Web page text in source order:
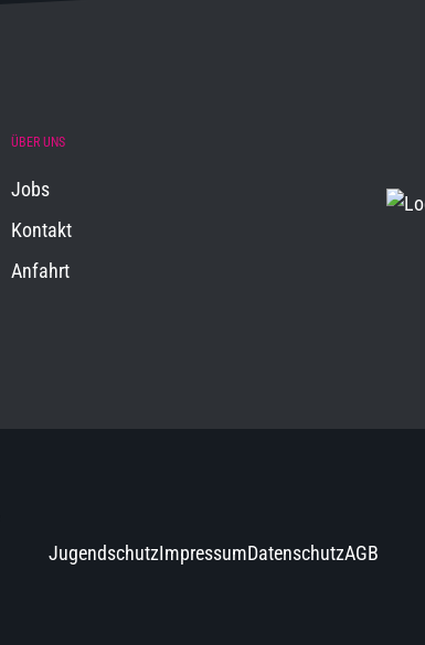
ÜBER UNS
Jobs
Kontakt
Anfahrt
JugendschutzImpressumDatenschutzAGB